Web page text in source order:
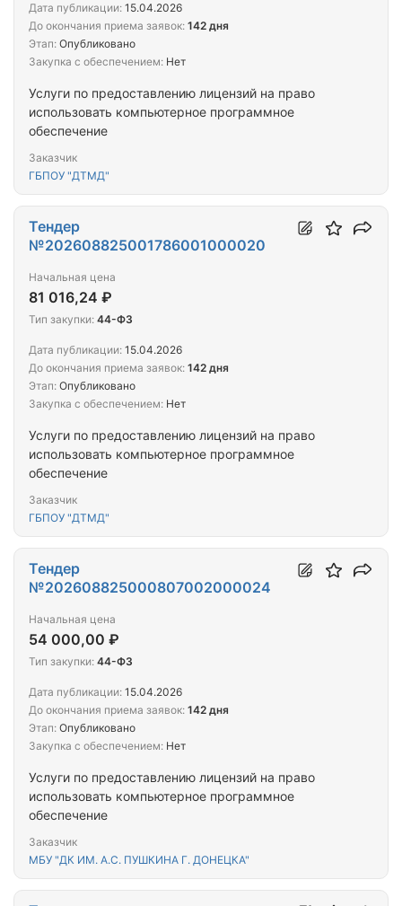
Услуги по предоставлению лицензий на право
использовать компьютерное программное
обеспечение
Заказчик
ГБПОУ "ДТМД"
Дата публикации: 15.04.2026
До окончания приема заявок: 142 дня
Этап: Опубликовано
Закупка с обеспечением: Нет
Услуги по предоставлению лицензий на право
использовать компьютерное программное
обеспечение
Заказчик
ГБПОУ "ДТМД"
Тендер
№202608825001786001000020
Начальная цена
81 016,24 ₽
Тип закупки: 44-ФЗ
Дата публикации: 15.04.2026
До окончания приема заявок: 142 дня
Этап: Опубликовано
Закупка с обеспечением: Нет
Услуги по предоставлению лицензий на право
использовать компьютерное программное
обеспечение
Заказчик
МБУ "ДК ИМ. А.С. ПУШКИНА Г. ДОНЕЦКА"
Тендер
№202608825000807002000024
Начальная цена
54 000,00 ₽
Тип закупки: 44-ФЗ
Дата публикации: 15.04.2026
До окончания приема заявок: 142 дня
Этап: Опубликовано
Закупка с обеспечением: Нет